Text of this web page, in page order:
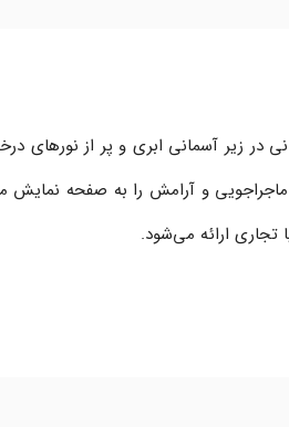
در زیر آسمانی ابری و پر از نورهای
و آرامش را به صفحه نمایش